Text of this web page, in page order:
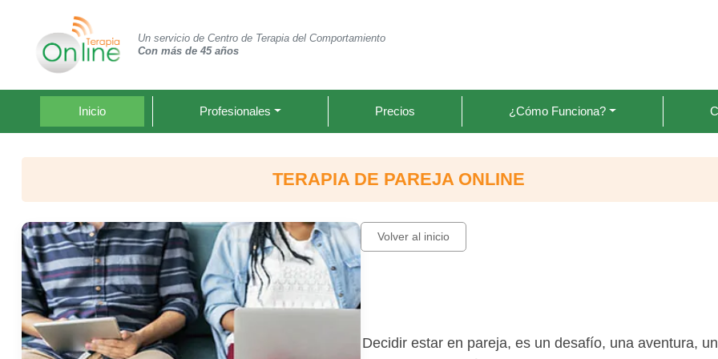
Un servicio de Centro de Terapia del Comportamiento
Con más de 45 años
Inicio Profesionales Precios ¿Cómo Funciona?
TERAPIA DE PAREJA ONLINE
Volver al inicio
Decidir estar en pareja, es un desafío, una aventura,